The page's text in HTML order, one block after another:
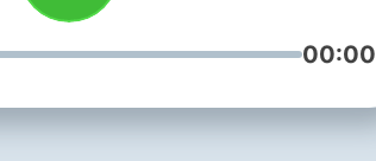
00:00